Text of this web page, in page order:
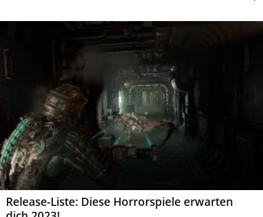
Release-Liste: Diese Horrorspiele erwarten